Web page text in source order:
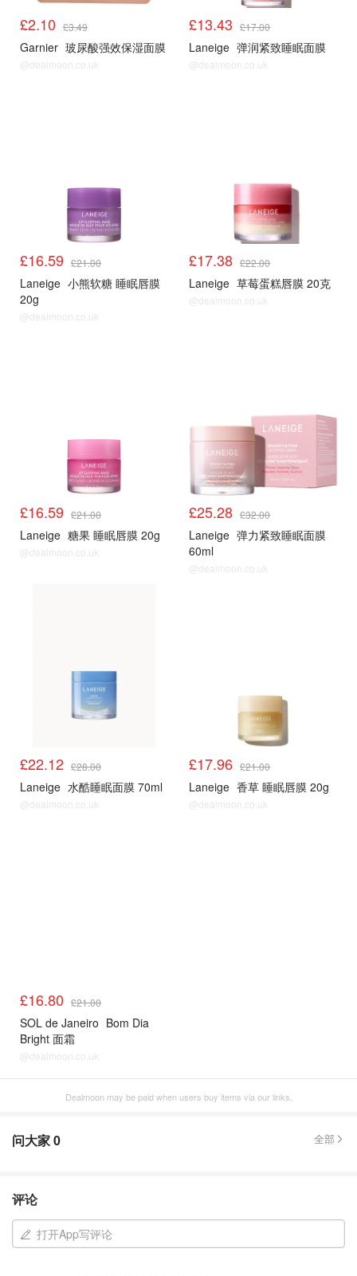
£2.10 £3.49
Garnier 玻尿酸强效保湿面膜
@dealmoon.co.uk
£13.43 £17.00
Laneige 弹润紧致睡眠面膜
@dealmoon.co.uk
£16.59 £21.00
Laneige 小熊软糖 睡眠唇膜
20g
@dealmoon.co.uk
£17.38 £22.00
Laneige 草莓蛋糕唇膜 20克
@dealmoon.co.uk
£16.59 £21.00
Laneige 糖果 睡眠唇膜 20g
@dealmoon.co.uk
£25.28 £32.00
Laneige 弹力紧致睡眠面膜
60ml
@dealmoon.co.uk
£22.12 £28.00
Laneige 水酷睡眠面膜 70ml
@dealmoon.co.uk
£17.96 £21.00
Laneige 香草 睡眠唇膜 20g
@dealmoon.co.uk
£16.80 £21.00
SOL de Janeiro Bom Dia
Bright 面霜
@dealmoon.co.uk
Dealmoon may be paid when users buy items via our links.
问大家0 全部
评论
打开App写评论